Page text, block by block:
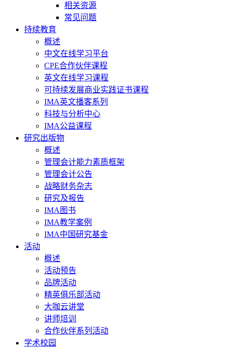
相关资源
常见问题
持续教育
概述
中文在线学习平台
CPE合作伙伴课程
英文在线学习课程
可持续发展商业实践证书课程
IMA英文播客系列
科技与分析中心
IMA公益课程
研究出版物
概述
管理会计能力素质框架
管理会计公告
战略财务杂志
研究及报告
IMA图书
IMA教学案例
IMA中国研究基金
活动
概述
活动预告
品牌活动
精英俱乐部活动
大咖云讲堂
讲师培训
合作伙伴系列活动
学术校园